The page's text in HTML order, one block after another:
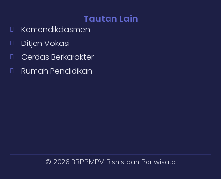
Tautan Lain
Kemendikdasmen
Ditjen Vokasi
Cerdas Berkarakter
Rumah Pendidikan
© 2026 BBPPMPV Bisnis dan Pariwisata